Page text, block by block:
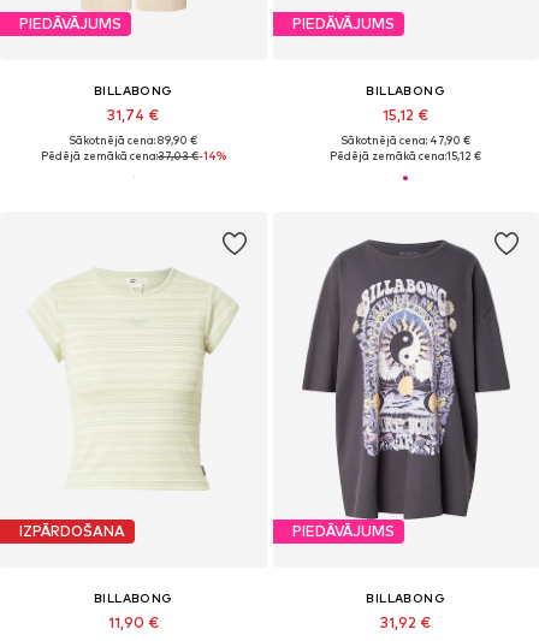
PIEDĀVĀJUMS
BILLABONG
31,74 €
Sākotnējā cena: 89,90 €
Pēdējā zemākā cena:37,03 €-14%
PIEDĀVĀJUMS
BILLABONG
15,12 €
Sākotnējā cena: 47,90 €
Pēdējā zemākā cena:15,12 €
IZPĀRDOŠANA
BILLABONG
11,90 €
PIEDĀVĀJUMS
BILLABONG
31,92 €